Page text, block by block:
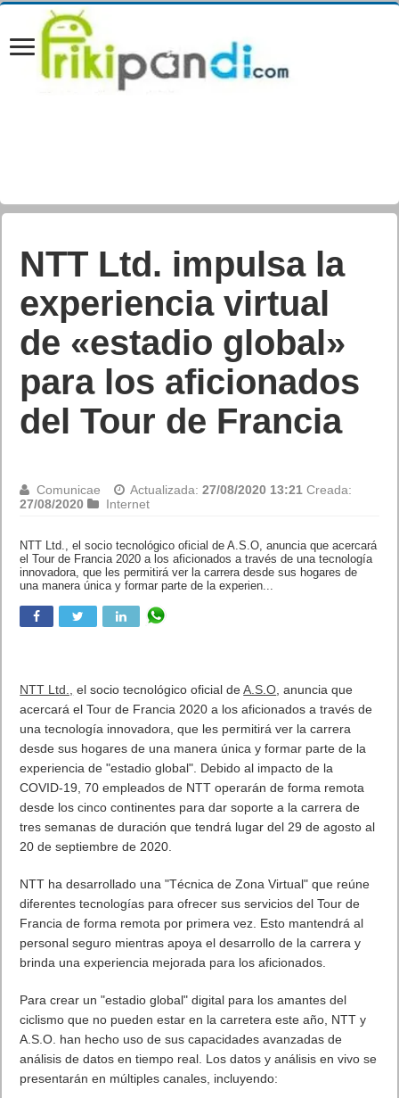
NTT Ltd. impulsa la
experiencia virtual
de «estadio global»
para los aficionados
del Tour de Francia
Comunicae Actualizada:27/08/2020 13:21 Creada:
27/08/2020
Internet
NTT Ltd., el socio tecnológico oficial de A.S.O, anuncia que
acercará el Tour de Francia 2020 a los aficionados a través de una
tecnología innovadora, que les permitirá ver la carrera desde sus
hogares de una manera única y formar parte de la experien...
acercará el Tour de Francia 2020 a los aficionados a través de
una tecnología innovadora, que les permitirá ver la carrera
desde sus hogares de una manera única y formar parte de la
experiencia de "estadio global". Debido al impacto de la
COVID-19, 70 empleados de NTT operarán de forma remota